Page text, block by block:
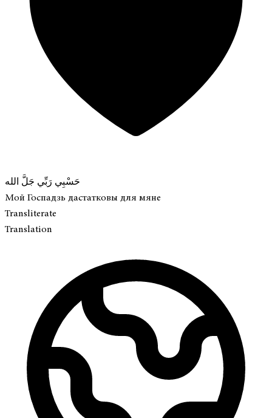
حَسْبِي رَبِّي جَلَّ الله
Мой Госпадзь дастатковы для мяне
Transliterate
Translation